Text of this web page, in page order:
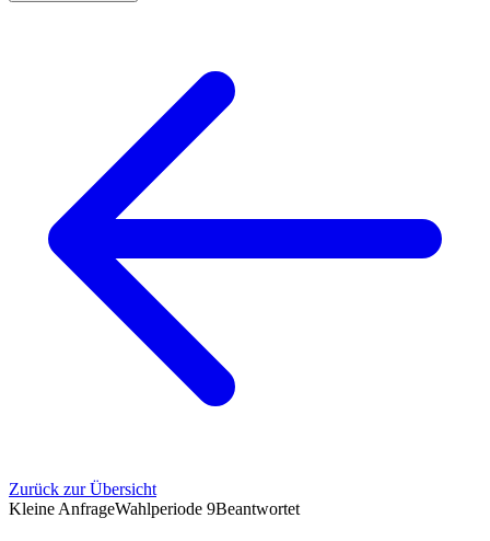
Zurück zur Übersicht
Kleine AnfrageWahlperiode 9Beantwortet